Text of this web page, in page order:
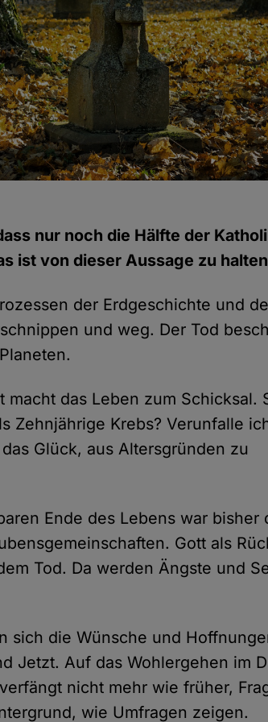
nur noch die Hälfte der
ist von dieser Aussage zu
der Erdgeschichte und
und weg. Der Tod
macht das Leben zum Schicksal.
Zehnjährige Krebs? Verunfalle
Glück, aus Altersgründen zu
Ende des Lebens war bisher
Gott als
Tod. Da werden Ängste und
sich die Wünsche und
Jetzt. Auf das Wohlergehen im
nicht mehr wie früher,
wie Umfragen zeigen.